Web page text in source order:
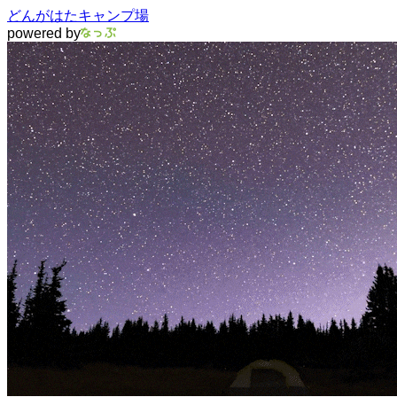
どんがはたキャンプ場
powered by